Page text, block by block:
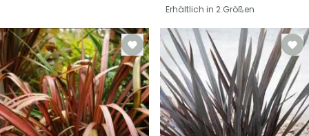
Erhältlich in 2 Größen